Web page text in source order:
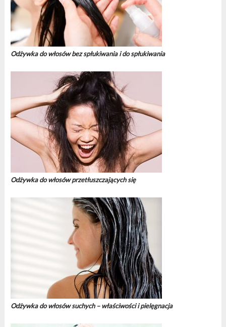
Odżywka do włosów bez spłukiwania i do spłukiwania
Odżywka do włosów przetłuszczających się
Odżywka do włosów suchych – właściwości i pielęgnacja